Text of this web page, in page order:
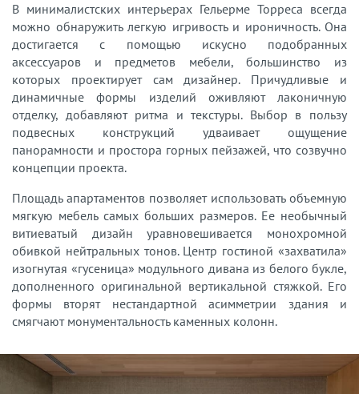
В минималистских интерьерах Гельерме Торреса всегда
можно обнаружить легкую игривость и ироничность. Она
достигается с помощью искусно подобранных
аксессуаров и предметов мебели, большинство из
которых проектирует сам дизайнер. Причудливые и
динамичные формы изделий оживляют лаконичную
отделку, добавляют ритма и текстуры. Выбор в пользу
подвесных конструкций удваивает ощущение
панорамности и простора горных пейзажей, что созвучно
концепции проекта.
Площадь апартаментов позволяет использовать объемную
мягкую мебель самых больших размеров. Ее необычный
витиеватый дизайн уравновешивается монохромной
обивкой нейтральных тонов. Центр гостиной «захватила»
изогнутая «гусеница» модульного дивана из белого букле,
дополненного оригинальной вертикальной стяжкой. Его
формы вторят нестандартной асимметрии здания и
смягчают монументальность каменных колонн.